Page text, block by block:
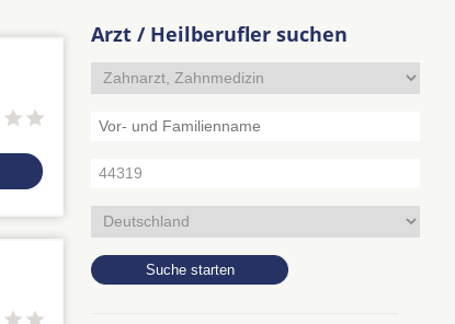
Arzt / Heilberufler suchen